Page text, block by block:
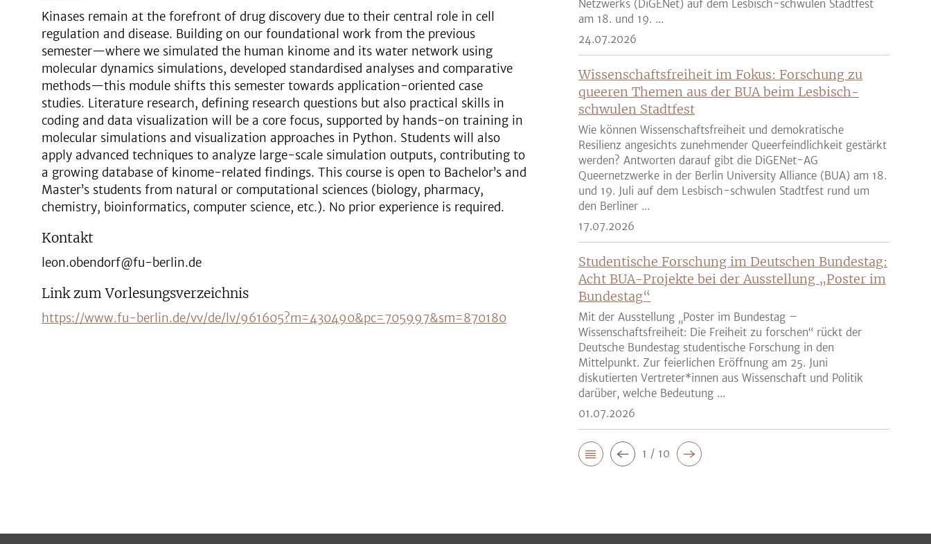
Kinases remain at the forefront of drug discovery due to their central role in cell
regulation and disease. Building on our foundational work from the previous
semester—where we simulated the human kinome and its water network using
molecular dynamics simulations, developed standardised analyses and comparative
methods—this module shifts this semester towards application-oriented case
studies. Literature research, defining research questions but also practical skills in
coding and data visualization will be a core focus, supported by hands-on training in
molecular simulations and visualization approaches in Python. Students will also
apply advanced techniques to analyze large-scale simulation outputs, contributing to
a growing database of kinome-related findings. This course is open to Bachelor’s and
Master’s students from natural or computational sciences (biology, pharmacy,
chemistry, bioinformatics, computer science, etc.). No prior experience is required.
Kontakt
leon.obendorf@fu-berlin.de
Link zum Vorlesungsverzeichnis
https://www.fu-berlin.de/vv/de/lv/961605?m=430490&pc=705997&sm=870180
Netzwerks (DiGENet) auf dem Lesbisch-schwulen Stadtfest
am 18. und 19. ...
24.07.2026
Wissenschaftsfreiheit im Fokus: Forschung zu
queeren Themen aus der BUA beim Lesbisch-
schwulen Stadtfest
Wie können Wissenschaftsfreiheit und demokratische
Resilienz angesichts zunehmender Queerfeindlichkeit gestärkt
werden? Antworten darauf gibt die DiGENet-AG
Queernetzwerke in der Berlin University Alliance (BUA) am 18.
und 19. Juli auf dem Lesbisch-schwulen Stadtfest rund um
den Berliner ...
17.07.2026
Studentische Forschung im Deutschen Bundestag:
Acht BUA-Projekte bei der Ausstellung „Poster im
Bundestag“
Mit der Ausstellung „Poster im Bundestag –
Wissenschaftsfreiheit: Die Freiheit zu forschen“ rückt der
Deutsche Bundestag studentische Forschung in den
Mittelpunkt. Zur feierlichen Eröffnung am 25. Juni
diskutierten Vertreter*innen aus Wissenschaft und Politik
darüber, welche Bedeutung ...
01.07.2026
1 / 10